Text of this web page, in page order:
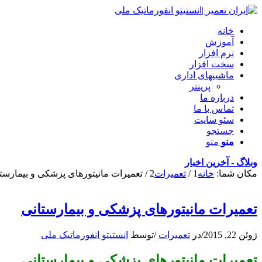
خانه
آموزش
نرم افزار
سخت افزار
ماشینهای اداری
پرینتر
درباره ما
تماس با ما
سئو سایت
جستجو
منو منو
وبلاگ - آخرین اخبار
مکان شما: خانه 1
/ تعمیرات2
/ تعمیرات مانیتورهای پزشکی و
تعمیرات مانیتورهای پزشکی و بیمارستانی
ژوئن 22, 2015 /در تعمیرات /توسط انستیتو انفورماتیک ملی